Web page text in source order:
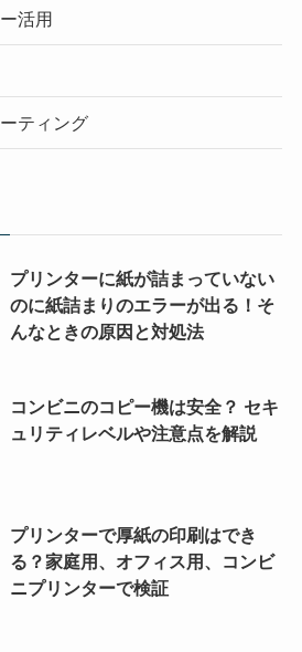
活用
ティング
プリンターに紙が詰まっていない
のに紙詰まりのエラーが出る！そ
んなときの原因と対処法
コンビニのコピー機は安全？ セキ
ュリティレベルや注意点を解説
プリンターで厚紙の印刷はでき
る？家庭用、オフィス用、コンビ
ニプリンターで検証